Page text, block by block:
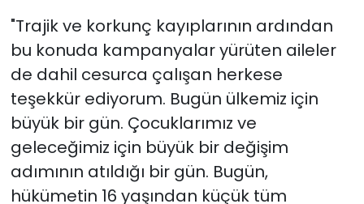
"Trajik ve korkunç kayıplarının ardından
bu konuda kampanyalar yürüten aileler
de dahil cesurca çalışan herkese
teşekkür ediyorum. Bugün ülkemiz için
büyük bir gün. Çocuklarımız ve
geleceğimiz için büyük bir değişim
adımının atıldığı bir gün. Bugün,
hükümetin 16 yaşından küçük tüm